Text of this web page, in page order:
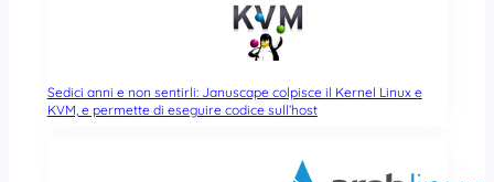
Sedici anni e non sentirli: Januscape colpisce il Kernel Linux e
KVM, e permette di eseguire codice sull’host